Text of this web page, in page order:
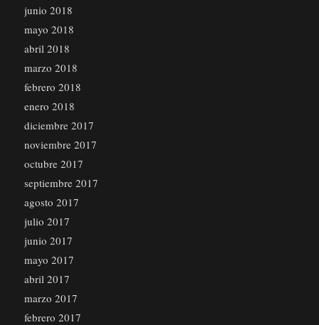
junio 2018
mayo 2018
abril 2018
marzo 2018
febrero 2018
enero 2018
diciembre 2017
noviembre 2017
octubre 2017
septiembre 2017
agosto 2017
julio 2017
junio 2017
mayo 2017
abril 2017
marzo 2017
febrero 2017